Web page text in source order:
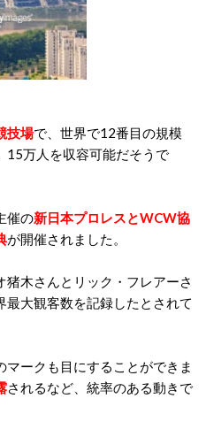
技場で、世界で12番目の規模
15万人を収容可能だそうで
催の新日本プロレスとWCW協
が開催されました。
猪木さんとリック・フレアーさ
最大観客数を記録したとされて
ークも目にすることができま
されるなど、統率のある動きで